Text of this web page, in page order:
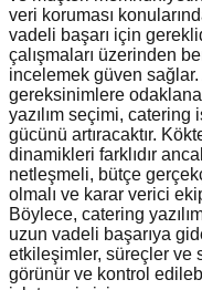
veri koruması
vadeli başarı için
çalışmaları üzerinden
incelemek güven sağlar.
gereksinimlere
yazılım seçimi,
gücünü artıracaktır.
dinamikleri farklıdır
netleşmeli, bütçe
olmalı ve karar verici
Böylece, catering
uzun vadeli başarıya
etkileşimler, süreçler ve
görünür ve kontrol